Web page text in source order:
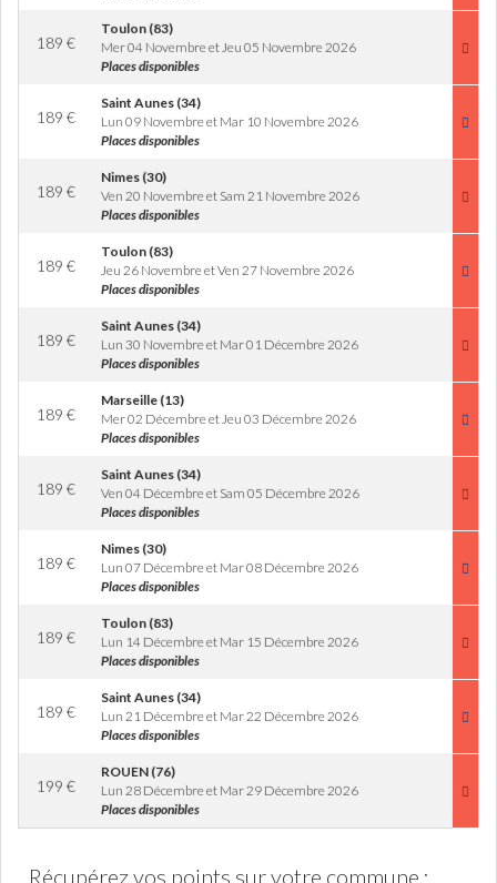
189 €
Toulon (83)
Mer 04 Novembre et Jeu 05 Novembre 2026
Places disponibles
189 €
Saint Aunes (34)
Lun 09 Novembre et Mar 10 Novembre 2026
Places disponibles
189 €
Nimes (30)
Ven 20 Novembre et Sam 21 Novembre 2026
Places disponibles
189 €
Toulon (83)
Jeu 26 Novembre et Ven 27 Novembre 2026
Places disponibles
189 €
Saint Aunes (34)
Lun 30 Novembre et Mar 01 Décembre 2026
Places disponibles
189 €
Marseille (13)
Mer 02 Décembre et Jeu 03 Décembre 2026
Places disponibles
189 €
Saint Aunes (34)
Ven 04 Décembre et Sam 05 Décembre 2026
Places disponibles
189 €
Nimes (30)
Lun 07 Décembre et Mar 08 Décembre 2026
Places disponibles
189 €
Toulon (83)
Lun 14 Décembre et Mar 15 Décembre 2026
Places disponibles
189 €
Saint Aunes (34)
Lun 21 Décembre et Mar 22 Décembre 2026
Places disponibles
199 €
ROUEN (76)
Lun 28 Décembre et Mar 29 Décembre 2026
Places disponibles
Récupérez vos points sur votre commune :